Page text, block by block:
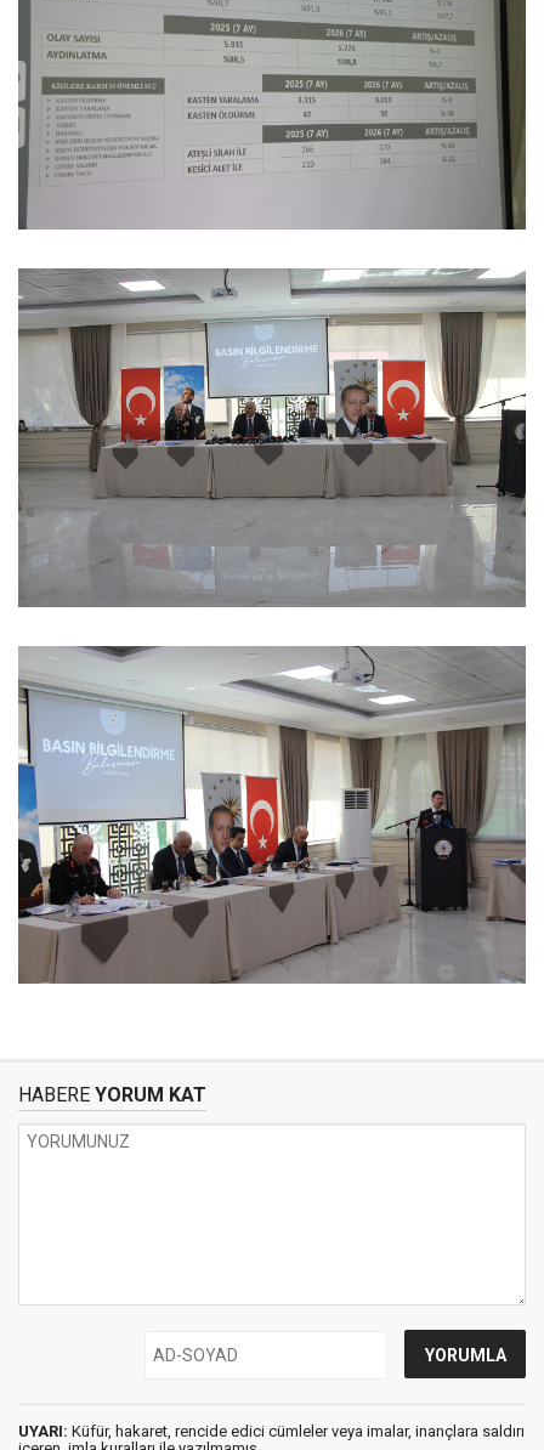
HABERE YORUM KAT
UYARI: Küfür, hakaret, rencide edici cümleler veya imalar, inançlara saldırı